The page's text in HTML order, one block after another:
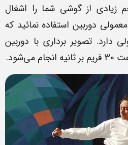
زیادی از گوشی شما را اشغال
دوربین استفاده نمائید که
دارد. تصویر برداری با دوربین